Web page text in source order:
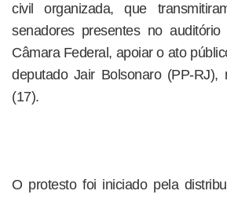
civil organizada, que
senadores presentes no
Câmara Federal, apoiar o ato
deputado Jair Bolsonaro (PP-RJ),
(17).
O protesto foi iniciado pela